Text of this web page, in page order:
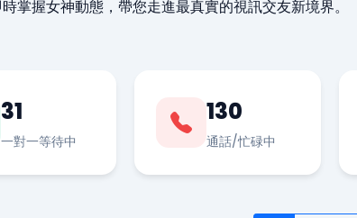
掌握女神動態，帶您走進最真實的視訊交友新境界。
31
一對一等待中
130
通話/忙碌中